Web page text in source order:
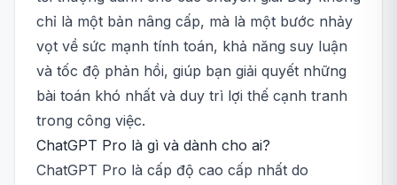
chỉ là một bản nâng cấp, mà là một bước nhảy
vọt về sức mạnh tính toán, khả năng suy luận
và tốc độ phản hồi, giúp bạn giải quyết những
bài toán khó nhất và duy trì lợi thế cạnh tranh
trong công việc.
ChatGPT Pro là gì và dành cho ai?
ChatGPT Pro là cấp độ cao cấp nhất do